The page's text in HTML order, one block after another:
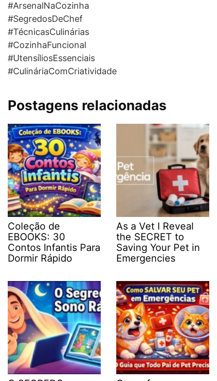
#ArsenalNaCozinha
#SegredosDeChef
#TécnicasCulinárias
#CozinhaFuncional
#UtensíliosEssenciais
#CulináriaComCriatividade
Postagens relacionadas
Coleção de
EBOOKS: 30
Contos Infantis Para
Dormir Rápido
As a Vet I Reveal
the SECRET to
Saving Your Pet in
Emergencies